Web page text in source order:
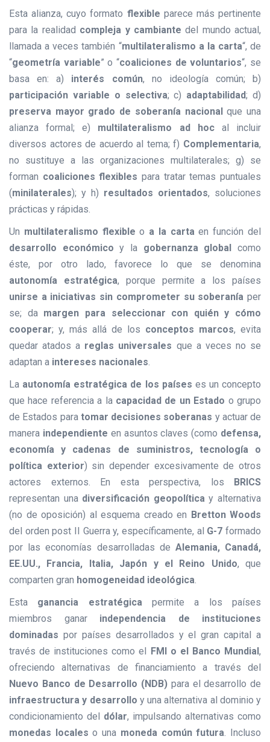
Esta alianza, cuyo formato flexible parece más pertinente
para la realidad compleja y cambiante del mundo actual,
llamada a veces también “multilateralismo a la carta“, de
“geometría variable” o “coaliciones de voluntarios“, se
basa en: a) interés común, no ideología común; b)
participación variable o selectiva; c) adaptabilidad; d)
preserva mayor grado de soberanía nacionalque una
alianza formal; e) multilateralismo ad hocal incluir
diversos actores de acuerdo al tema; f) Complementaria,
no sustituye a las organizaciones multilaterales; g) se
forman coaliciones flexibles para tratar temas puntuales
(minilaterales); y h) resultados orientados, soluciones
prácticas y rápidas.
Un multilateralismo flexible o a la cartaen función del
desarrollo económico y la gobernanza global como
éste, por otro lado, favorece lo que se denomina
autonomía estratégica, porque permite a los países
unirse a iniciativas sin comprometer su soberanía per
se; da margen para seleccionar con quién y cómo
cooperar; y, más allá de los conceptos marcos, evita
quedar atados a reglas universales que a veces no se
adaptan a intereses nacionales.
La autonomía estratégica de los países es un concepto
que hace referencia a la capacidad de un Estado o grupo
de Estados para tomar decisiones soberanas y actuar de
manera independiente en asuntos claves (como defensa,
economía y cadenas de suministros, tecnología o
política exterior) sin depender excesivamente de otros
actores externos. En esta perspectiva, los BRICS
representan una diversificación geopolíticay alternativa
(no de oposición) al esquema creado en Bretton Woods
del orden post II Guerra y, específicamente, al G-7 formado
por las economías desarrolladas de Alemania, Canadá,
EE.UU., Francia, Italia, Japón y el Reino Unido, que
comparten gran homogeneidad ideológica.
Esta ganancia estratégicapermite a los países
miembros ganar independencia de instituciones
dominadas por países desarrollados y el gran capital a
través de instituciones como el FMI o el Banco Mundial,
ofreciendo alternativas de financiamiento a través del
Nuevo Banco de Desarrollo (NDB) para el desarrollo de
infraestructura y desarrollo y una alternativa al dominio y
condicionamiento del dólar, impulsando alternativas como
monedas locales o una moneda común futura. Incluso